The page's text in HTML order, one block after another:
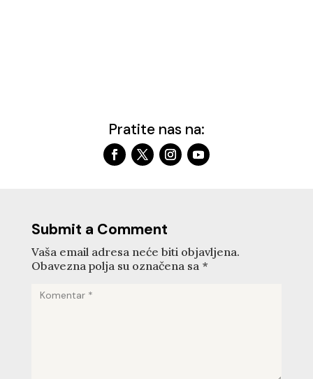
Pratite nas na:
Submit a Comment
Vaša email adresa neće biti objavljena.
Obavezna polja su označena sa *